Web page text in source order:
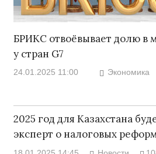
БРИКС отвоёвывает долю в
у стран G7
24.01.2025 11:00 Экономика
2025 год для Казахстана
эксперт о налоговых